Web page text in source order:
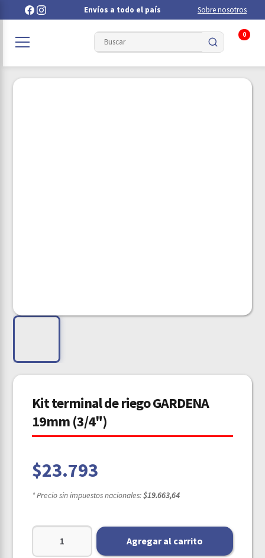
Envíos a todo el país Sobre nosotros
0
Kit terminal de riego GARDENA
19mm (3/4")
$23.793
* Precio sin impuestos nacionales:$19.663,64
Agregar al carrito